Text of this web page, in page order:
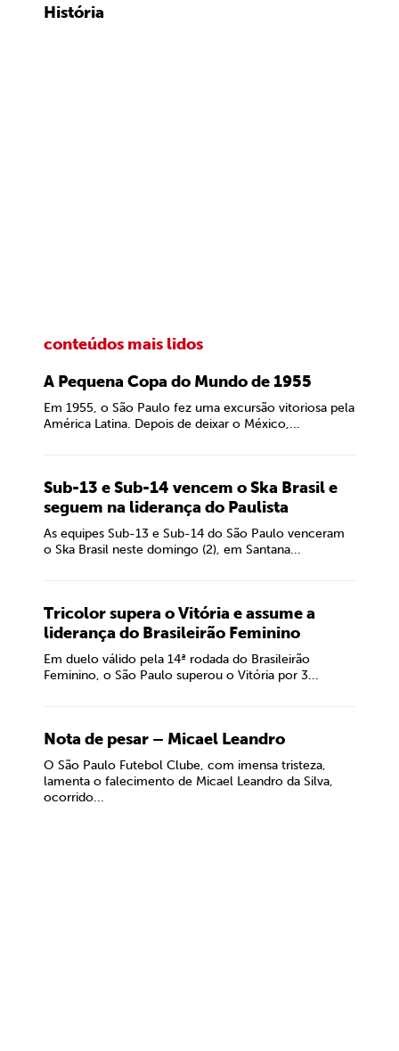
História
conteúdos mais lidos
A Pequena Copa do Mundo de 1955
Em 1955, o São Paulo fez uma excursão vitoriosa pela
América Latina. Depois de deixar o México,...
Sub-13 e Sub-14 vencem o Ska Brasil e
seguem na liderança do Paulista
As equipes Sub-13 e Sub-14 do São Paulo venceram
o Ska Brasil neste domingo (2), em Santana...
Tricolor supera o Vitória e assume a
liderança do Brasileirão Feminino
Em duelo válido pela 14ª rodada do Brasileirão
Feminino, o São Paulo superou o Vitória por 3...
Nota de pesar – Micael Leandro
O São Paulo Futebol Clube, com imensa tristeza,
lamenta o falecimento de Micael Leandro da Silva,
ocorrido...